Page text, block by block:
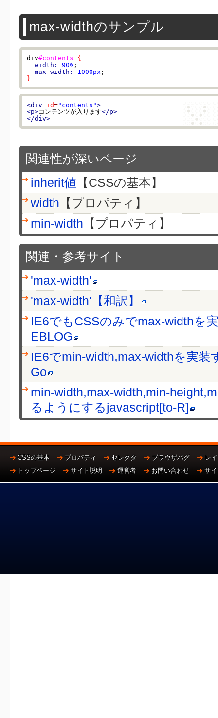
max-widthのサンプル
div#contents
{
width:
90% ;
max-width:
1000px
}
<div id="contents">
<p>コンテンツが入ります</p>
</div>
関連性が深いページ
inherit値 【CSSの基本】
width 【プロパティ】
min-width 【プロパティ】
関連・参考サイト
'max-width'
'max-width'【和訳】
IE6でもCSSのみでmax-widthを
EBLOG
IE6でmin-width,max-widthを実装
Go
min-width,max-width,min-
るようにするjavascript[to-R]
CSSの基本 プロパティ セレクタ ブラウザバグ
レ
トップページ
サイト説明 運営者 お問い合わせ サ